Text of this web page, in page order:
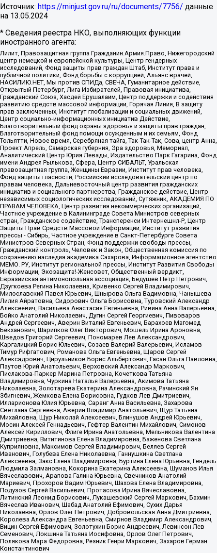
Источник: https://minjust.gov.ru/ru/documents/7756/ данные
на 13.05.2024
* Сведения реестра НКО, выполняющих функции
иностранного агента:
Лилит, Правозащитная группа Гражданин.Армия.Право, Нижегородский
центр немецкой и европейской культуры, Центр гендерных
исследований, Фонд защиты прав граждан Штаб, Институт права и
публичной политики, Фонд борьбы с коррупцией, Альянс врачей,
НАСИЛИЮ.НЕТ, Мы против СПИДа, СВЕЧА, Гуманитарное действие,
Открытый Петербург, Лига Избирателей, Правовая инициатива,
Гражданский Союз, Хасдей Ерушалаим, Центр поддержки и содействия
развитию средств массовой информации, Горячая Линия, В защиту
прав заключенных, Институт глобализации и социальных движений,
Центр социально-информационных инициатив Действие,
Благотворительный фонд охраны здоровья и защиты прав граждан,
Благотворительный фонд помощи осужденным и их семьям, Фонд
Тольятти, Новое время, Серебряная тайга, Так-Так-Так, Сова, центр Анна,
Проект Апрель, Самарская губерния, Эра здоровья, Мемориал,
Аналитический Центр Юрия Левады, Издательство Парк Гагарина, Фонд
имени Андрея Рылькова, Сфера, Центр СИБАЛЬТ, Уральская
правозащитная группа, Женщины Евразии, Институт прав человека,
Фонд защиты гласности, Российский исследовательский центр по
правам человека, Дальневосточный центр развития гражданских
инициатив и социального партнерства, Гражданское действие, Центр
независимых социологических исследований, Сутяжник, АКАДЕМИЯ ПО
ПРАВАМ ЧЕЛОВЕКА, Центр развития некоммерческих организаций,
Частное учреждение в Калининграде Совета Министров северных
стран, Гражданское содействие, Трансперенси Интернешнл-Р, Центр
Защиты Прав Средств Массовой Информации, Институт развития
прессы - Сибирь, Частное учреждение в Санкт-Петербурге Совета
Министров Северных Стран, Фонд поддержки свободы прессы,
Гражданский контроль, Человек и Закон, Общественная комиссия по
сохранению наследия академика Сахарова, Информационное агентство
МЕМО. РУ, Институт региональной прессы, Институт Развития Свободы
Информации, Экозащита!-Женсовет, Общественный вердикт,
Евразийская антимонопольная ассоциация, Бедушев Петр Петрович,
Дзугкоева Регина Николаевна, Кривенко Сергей Владимирович,
Милославский Павел Юрьевич, Шнырова Ольга Вадимовна, Чанышева
Лилия Айратовна, Сидорович Ольга Борисовна, Туровский Александр
Алексеевич, Васильева Анастасия Евгеньевна, Ривина Анна Валерьевна,
Бойко Анатолий Николаевич, Дугин Сергей Георгиевич, Пивоваров
Андрей Сергеевич, Аверин Виталий Евгеньевич, Барахоев Магомед
Бекханович, Шарипков Олег Викторович, Мошель Ирина Ароновна,
Шведов Григорий Сергеевич, Пономарев Лев Александрович,
Каргалицкий Борис Юльевич, Созаев Валерий Валерьевич, Исламов
Тимур Рифгатович, Романова Ольга Евгеньевна, Щаров Сергей
Алексадрович, Цирульников Борис Альбертович, Гасан Ольга Павловна,
Паутов Юрий Анатольевич, Верховский Александр Маркович,
Пислакова-Паркер Марина Петровна, Кочеткова Татьяна
Владимировна, Чуркина Наталья Валерьевна, Акимова Татьяна
Николаевна, Золотарева Екатерина Александровна, Рачинский Ян
Збигневич, Жемкова Елена Борисовна, Гудков Лев Дмитриевич,
Илларионова Юлия Юрьевна, Саранг Анна Васильевна, Захарова
Светлана Сергеевна, Аверин Владимир Анатольевич, Щур Татьяна
Михайловна, Щур Николай Алексеевич, Блинушов Андрей Юрьевич,
Мосин Алексей Геннадьевич, Гефтер Валентин Михайлович, Симонов
Алексей Кириллович, Флиге Ирина Анатольевна, Мельникова Валентина
Дмитриевна, Вититинова Елена Владимировна, Баженова Светлана
Куприяновна, Максимов Сергей Владимирович, Беляев Сергей
Иванович, Голубева Елена Николаевна, Ганнушкина Светлана
Алексеевна, Закс Елена Владимировна, Буртина Елена Юрьевна, Гендель
Людмила Залмановна, Кокорина Екатерина Алексеевна, Шуманов Илья
Вячеславович, Арапова Галина Юрьевна, Свечников Анатолий
Мариевич, Прохоров Вадим Юрьевич, Шахова Елена Владимировна,
Подузов Сергей Васильевич, Протасова Ирина Вячеславовна,
Литинский Леонид Борисович, Лукашевский Сергей Маркович, Бахмин
Вячеслав Иванович, Шабад Анатолий Ефимович, Сухих Дарья
Николаевна, Орлов Олег Петрович, Добровольская Анна Дмитриевна,
Королева Александра Евгеньевна, Смирнов Владимир Александрович,
Вицин Сергей Ефимович, Золотухин Борис Андреевич, Левинсон Лев
Семенович, Локшина Татьяна Иосифовна, Орлов Олег Петрович,
Полякова Мара Федоровна, Резник Генри Маркович, Захаров Герман
Константинович